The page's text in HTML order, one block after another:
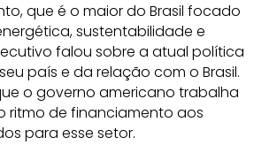
que é o maior do Brasil focado
sustentabilidade e
falou sobre a atual política
país e da relação com o Brasil.
o governo americano trabalha
ritmo de financiamento aos
para esse setor.